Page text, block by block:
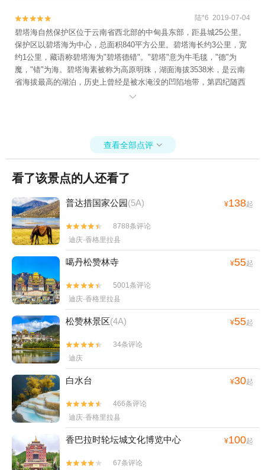

 陆*6 2019-07-04
碧塔海自然保护区位于云南省西北部的中甸县东部，距县城25公里。
保护区以碧塔海为中心，总面积840平方公里。碧塔海长约3公里，宽
约1公里，藏语称碧塔海为"碧塔德错"。"碧塔"意为牛毛毯，"德"为
魔，"错"为海。碧塔海素被称为高原明珠，湖面海拔3538米，是云南
省海拔最高的湖泊，历史上曾经是被水淹没的凹陷地带，第四纪随西
藏高原强烈抬升形成目前高原面貌。

查看全部点评 
看了该景点的人还看了
普达措国家公园(5A) ¥138起


8788条评论
迪庆·香格里拉县
噶丹松赞林寺 ¥55起


5001条评论
迪庆·香格里拉县
松赞林景区(4A) ¥55起


34条评论
迪庆
白水台 ¥30起


466条评论
迪庆·香格里拉县
香巴拉时轮坛城文化博览中心 ¥100起

 67条评论